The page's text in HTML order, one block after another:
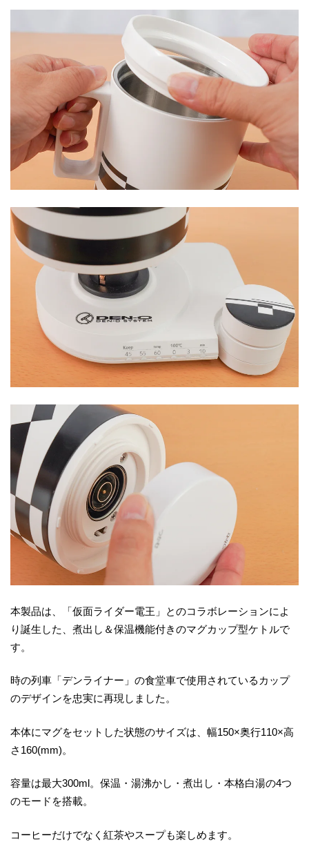
本製品は、「仮面ライダー電王」とのコラボレーションによ
り誕生した、煮出し＆保温機能付きのマグカップ型ケトルで
す。
時の列車「デンライナー」の食堂車で使用されているカップ
のデザインを忠実に再現しました。
本体にマグをセットした状態のサイズは、幅150×奥行110×高
さ160(mm)。
容量は最大300ml。保温・湯沸かし・煮出し・本格白湯の4つ
のモードを搭載。
コーヒーだけでなく紅茶やスープも楽しめます。